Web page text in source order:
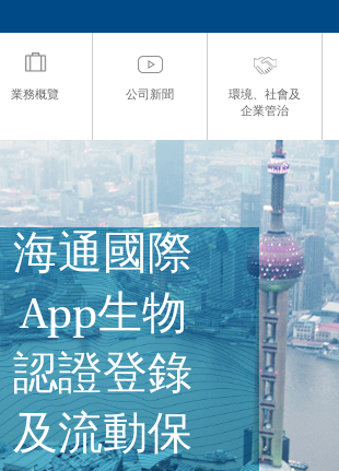
業務概覽 公司新聞
環境、社會及
企業管治
海通國際
App生物
認證登錄
及流動保